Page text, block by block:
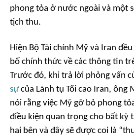
phong tỏa ở nước ngoài và một
tịch thu.
Hiện Bộ Tài chính Mỹ và Iran
bố chính thức về các thông tin
Trước đó, khi trả lời phỏng vấn
sựcủa Lãnh tụ Tối cao Iran, ông
nói rằng việc Mỹ gỡ bỏ phong
điều kiện quan trọng cho bất kỳ
hai bên và đây sẽ được coi là